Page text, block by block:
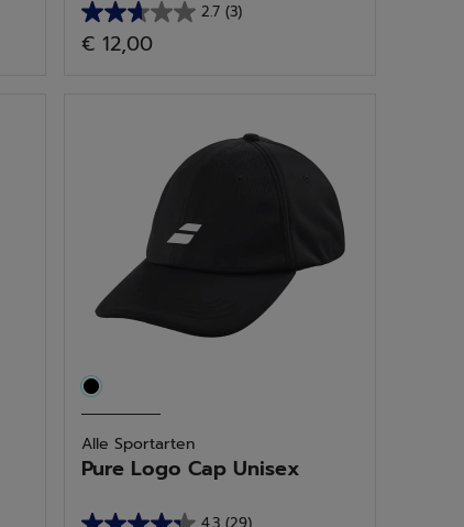
2.7 (3)
2.7
von
Bewertungen
€ 12,00
Alle Sportarten
Pure Logo Cap Unisex